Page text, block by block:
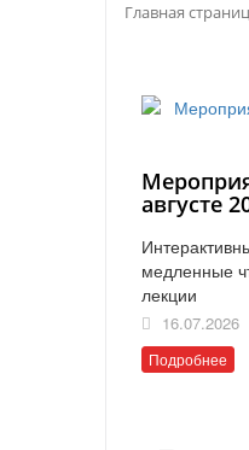
Главная
августе
медленные
лекции
16.07.2026
Подробнее